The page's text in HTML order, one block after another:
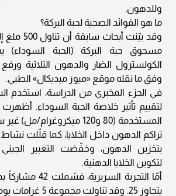
وللدهون.
ما هو الفوائد الصحية لحبة البركة؟
مسحوق حبة البركة (الحبة
الكولسترول الضار والدهون الثلاثية
وفق ما نقله موقع «ميوز ميديكال» الطبي.
لتقييم تأثير خلاصة الحبة السوداء. أظهرت
المستخدمة (80 و120
تراكم الدهون داخل الخلايا، كما قلّلت نشاط
بتخزين الدهون، وخفّضت التعبير
لتكوين الخلايا الدهنية.
أمّا التجربة
يتجاوز 25. وقد